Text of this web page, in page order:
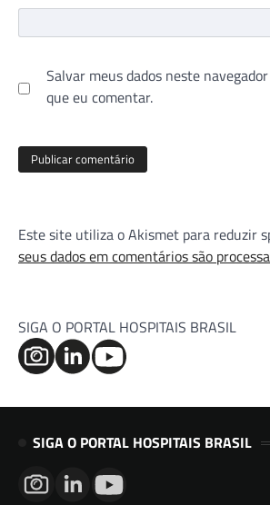
Salvar meus dados neste
que eu comentar.
Este site utiliza o Akismet para reduzir
seus dados em comentários são
SIGA O PORTAL HOSPITAIS BRASIL
SIGA O PORTAL HOSPITAIS BRASIL